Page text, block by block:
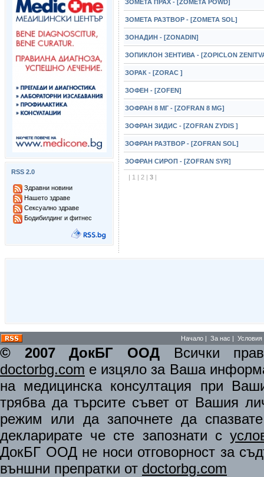
RSS 2.0
Здравни новини
Нашето здраве
Сексуално здраве
Бодибилдинг и фитнес
ЗОМЕТА ПРАХ - [ZOMETA POWD]
ЗОМЕТА РАЗТВОР - [ZOMETA SOL]
ЗОНАДИН - [ZONADIN]
ЗОПИКЛОН ЗЕНТИВА - [ZOPICLON
ЗОРАК - [ZORAC ]
ЗОФЕН - [ZOFEN]
ЗОФРАН 8 МГ - [ZOFRAN 8 MG]
ЗОФРАН ЗИДИС - [ZOFRAN ZYDIS ]
ЗОФРАН РАЗТВОР - [ZOFRAN SOL]
ЗОФРАН СИРОП - [ZOFRAN SYR]
| 1 | 2 | 3 |
Начало | За нас | Условия
© 2007 ДокБГ ООД Всички
doctorbg.com е изцяло за Ваша
на медицинска консултация при
трябва да търсите съвет от Вашия
режим или да започнете да
декларирате че сте запознати с
ДокБГ ООД не носи отговорност за
външни препратки от doctorbg.com